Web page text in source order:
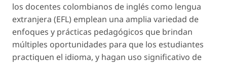
los docentes colombianos de inglés como lengua
extranjera (EFL) emplean una amplia variedad de
enfoques y prácticas pedagógicos que brindan
múltiples oportunidades para que los estudiantes
practiquen el idioma, y hagan uso significativo de